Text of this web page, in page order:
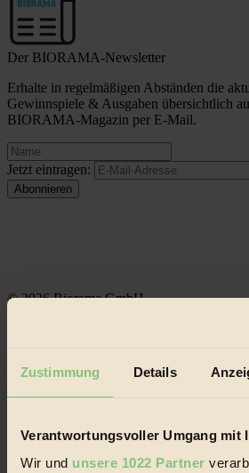
Zustimmung Details
Verantwortungsvoller Umgang mit
Wir und unsere 1022 Partner
Der BIORAMA-Newsletter
Erhalte in regelmäßigen Abständen die
Gewinnspiele & Ausgaben übersichtlich
BIORAMA-Magazin per E-Mail.
Jetzt eintragen:
© 2026 Biorama GmbH
Datenschutz
Handels mit Bioprodukten, des Fair-Trade
alternativer Energien.